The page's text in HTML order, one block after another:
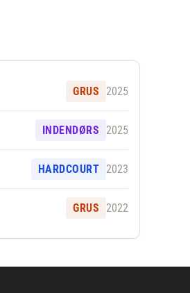
GRUS 2025
INDENDØRS 2025
HARDCOURT 2023
GRUS 2022